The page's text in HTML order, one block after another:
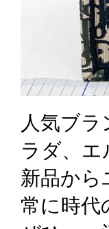
人気ブ
ラダ、
新品から
常に時代